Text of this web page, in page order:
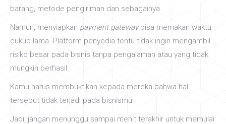
barang, metode pengiriman dan sebagainya.
Namun, menyiapkan payment gatewaybisa memakan waktu
cukup lama. Platform penyedia tentu tidak ingin mengambil
risiko besar pada bisnis tanpa pengalaman atau yang tidak
mungkin berhasil.
Kamu harus membuktikan kepada mereka bahwa hal
tersebut tidak terjadi pada bisnismu.
Jadi, jangan menunggu sampai menit terakhir untuk memulai